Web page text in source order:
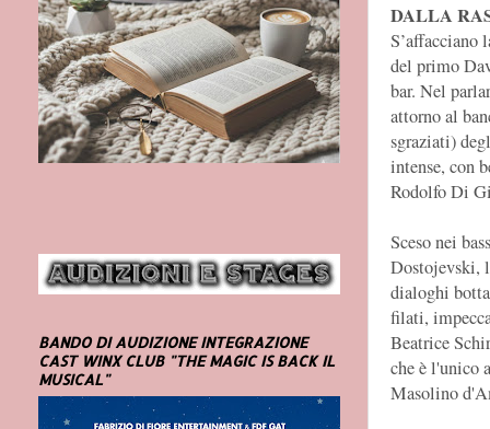
DALLA
S’affacciano
del primo
bar. Nel
attorno al
sgraziati)
intense, con
Rodolfo Di
Sceso nei
Dostojevski,
dialoghi
filati,
Beatrice
che è l'unico
Masolino
BANDO DI AUDIZIONE INTEGRAZIONE
CAST WINX CLUB "THE MAGIC IS BACK IL
MUSICAL"